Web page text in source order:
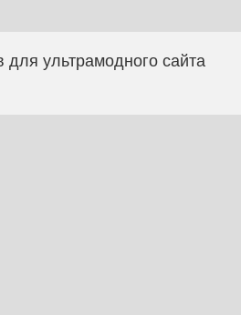
ультрамодного сайта